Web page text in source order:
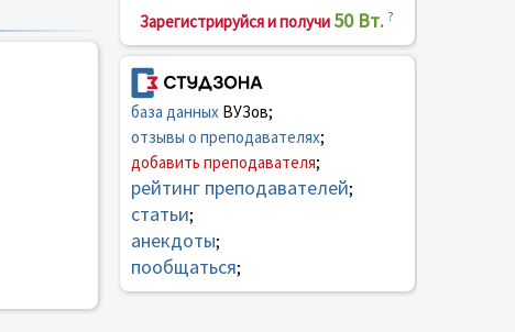
Зарегистрируйся и получи 50 Вт. ?
база данныхВУЗов;
отзывы о преподавателях;
добавить преподавателя;
рейтинг преподавателей;
статьи;
анекдоты;
пообщаться;